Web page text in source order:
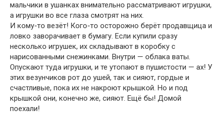
мальчики в ушанках внимательно рассматривают игрушки,
а игрушки во все глаза смотрят на них.
И кому-то везёт! Кого-то осторожно берёт продавщица и
ловко заворачивает в бумагу. Если купили сразу
несколько игрушек, их складывают в коробку с
нарисованными снежинками. Внутри — облака ваты.
Опускают туда игрушки, и те утопают в пушистости — ах! У
этих везунчиков рот до ушей, так и сияют, гордые и
счастливые, пока их не накроют крышкой. Но и под
крышкой они, конечно же, сияют. Ещё бы! Домой
поехали!